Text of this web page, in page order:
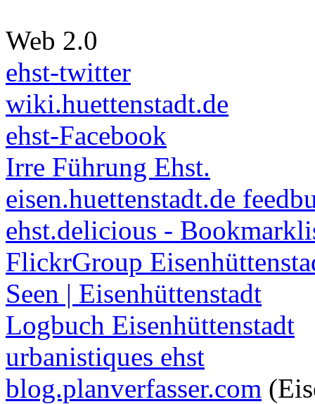
Web 2.0
ehst-twitter
wiki.huettenstadt.de
ehst-Facebook
Irre Führung Ehst.
eisen.huettenstadt.de
ehst.delicious -
FlickrGroup
Seen | Eisenhüttenstadt
Logbuch Eisenhüttenstadt
urbanistiques ehst
blog.planverfasser.com